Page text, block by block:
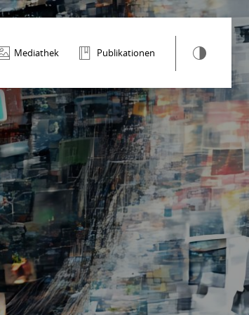
Mediathek Publikationen